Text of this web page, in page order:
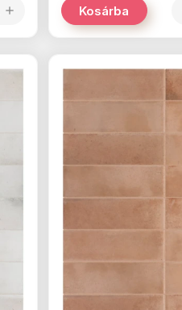
add Kosárba